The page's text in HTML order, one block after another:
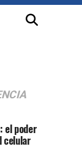
el poder
celular